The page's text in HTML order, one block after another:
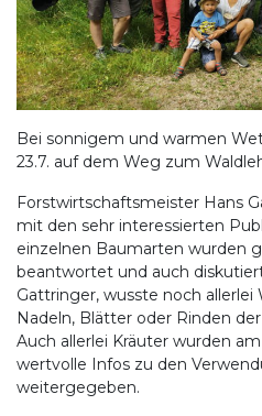
Bei sonnigem und warmen
23.7. auf dem Weg zum
Forstwirtschaftsmeister Hans
mit den sehr interessierten
einzelnen Baumarten wurden
beantwortet und auch
Gattringer, wusste noch
Nadeln, Blätter oder Rinden
Auch allerlei Kräuter wurden
wertvolle Infos zu den
weitergegeben.